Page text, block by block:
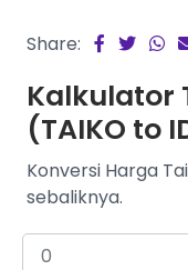
Share:
Kalkulator
(TAIKO to
Konversi Harga
sebaliknya.